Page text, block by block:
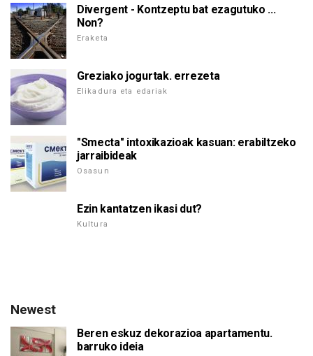
Divergent - Kontzeptu bat ezagutuko ...
Non?
Eraketa
Greziako jogurtak. errezeta
Elikadura eta edariak
"Smecta" intoxikazioak kasuan: erabiltzeko
jarraibideak
Osasun
Ezin kantatzen ikasi dut?
Kultura
Newest
Beren eskuz dekorazioa apartamentu.
barruko ideia